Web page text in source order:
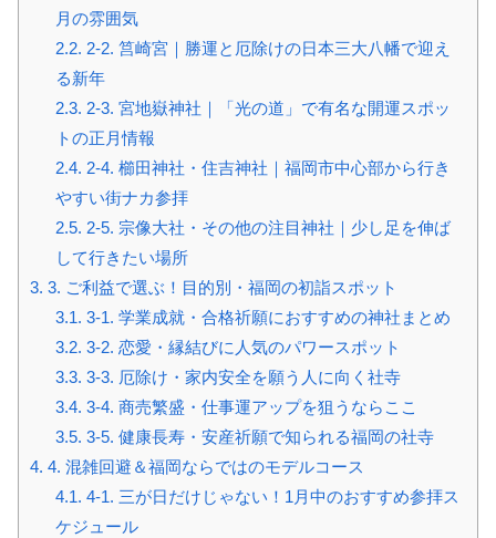
月の雰囲気
2.2. 2-2. 筥崎宮｜勝運と厄除けの日本三大八幡で迎え
る新年
2.3. 2-3. 宮地嶽神社｜「光の道」で有名な開運スポッ
トの正月情報
2.4. 2-4. 櫛田神社・住吉神社｜福岡市中心部から行き
やすい街ナカ参拝
2.5. 2-5. 宗像大社・その他の注目神社｜少し足を伸ば
して行きたい場所
3. 3. ご利益で選ぶ！目的別・福岡の初詣スポット
3.1. 3-1. 学業成就・合格祈願におすすめの神社まとめ
3.2. 3-2. 恋愛・縁結びに人気のパワースポット
3.3. 3-3. 厄除け・家内安全を願う人に向く社寺
3.4. 3-4. 商売繁盛・仕事運アップを狙うならここ
3.5. 3-5. 健康長寿・安産祈願で知られる福岡の社寺
4. 4. 混雑回避＆福岡ならではのモデルコース
4.1. 4-1. 三が日だけじゃない！1月中のおすすめ参拝ス
ケジュール